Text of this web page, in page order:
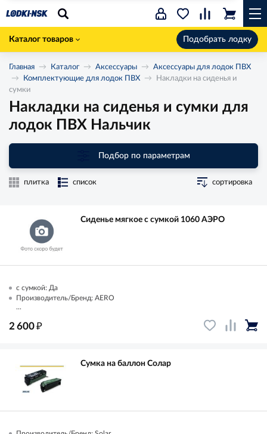
Каталог товаров Подобрать лодку
Главная Каталог Аксессуары
Аксессуары для лодок ПВХ
Комплектующие для лодок ПВХ
Накладки на сиденья и
сумки
Накладки на сиденья и сумки для
лодок ПВХ Нальчик
Подбор по параметрам
плитка список сортировка
Сиденье мягкое с сумкой 1060 АЭРО
с сумкой: Да
Производитель/Бренд: AERO
...
2 600₽
Сумка на баллон Солар